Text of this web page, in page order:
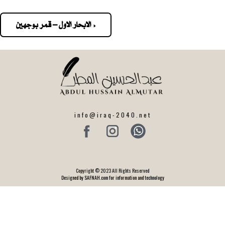
navigation
« الابحار الاول – قمر بوجهين
info@iraq-2040.net
Copyright © 2023 All Rights Reserved
Designed by SAFNAH.com for information and technology